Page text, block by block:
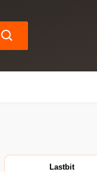
Lastbit